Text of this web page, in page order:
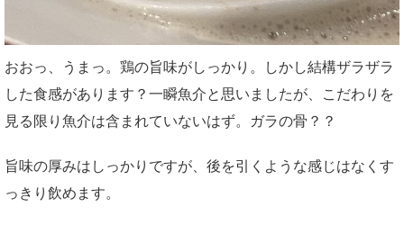
おおっ、うまっ。鶏の旨味がしっかり。しかし結構ザラザラ
した食感があります？一瞬魚介と思いましたが、こだわりを
見る限り魚介は含まれていないはず。ガラの骨？？
旨味の厚みはしっかりですが、後を引くような感じはなくす
っきり飲めます。